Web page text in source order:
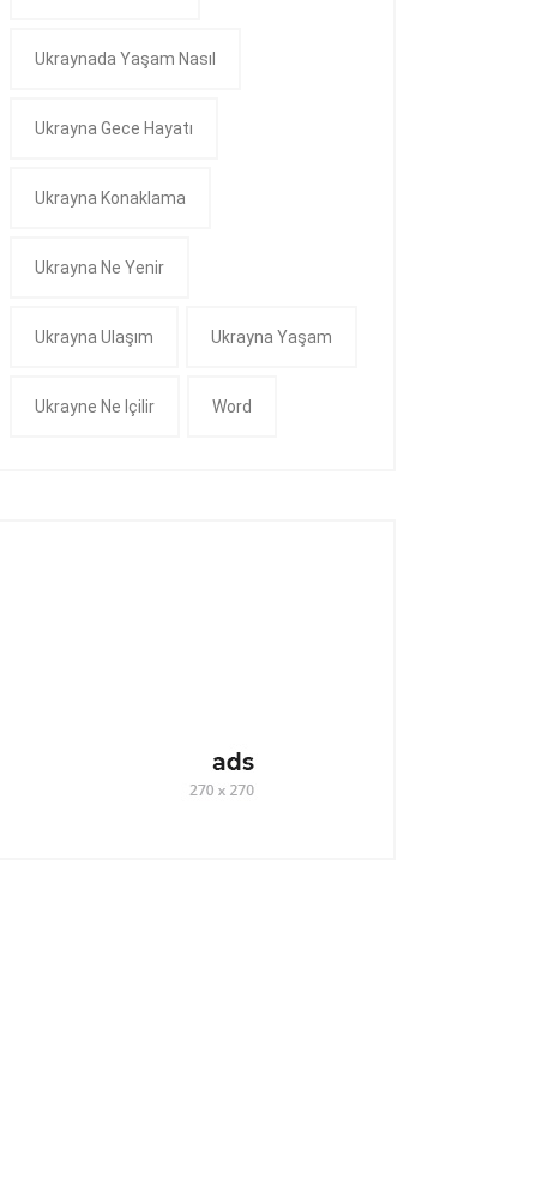
Ukraynada Yaşam Nasıl
Ukrayna Gece Hayatı
Ukrayna Konaklama
Ukrayna Ne Yenir
Ukrayna Ulaşım Ukrayna Yaşam
Ukrayne Ne Içilir Word